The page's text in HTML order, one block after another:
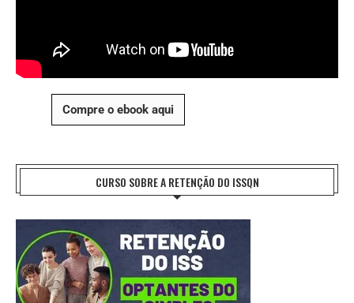
Compre o ebook aqui
CURSO SOBRE A RETENÇÃO DO ISSQN